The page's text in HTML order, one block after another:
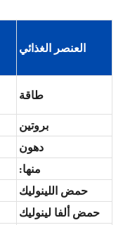
العنصر الغذائي
طاقة
بروتين
دهون
منها:
حمض اللينوليك
حمض ألفا لينوليك